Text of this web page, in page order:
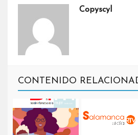
Copyscyl
CONTENIDO